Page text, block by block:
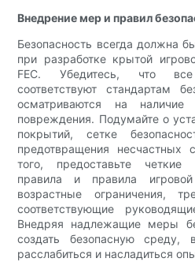
Внедрение мер и правил
Безопасность всегда должна
при разработке крытой
FEC. Убедитесь, что
соответствуют стандартам
осматриваются на наличие
повреждения. Подумайте о
покрытий, сетке
предотвращения
того, предоставьте
правила и правила
возрастные ограничения,
соответствующие
Внедряя надлежащие меры
создать безопасную среду,
расслабиться и насладиться